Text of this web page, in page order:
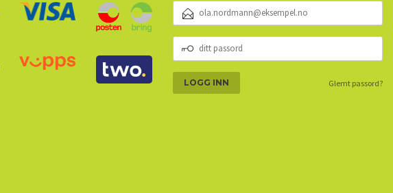
POSTADRESSE
PASSORD
Glemt passord?